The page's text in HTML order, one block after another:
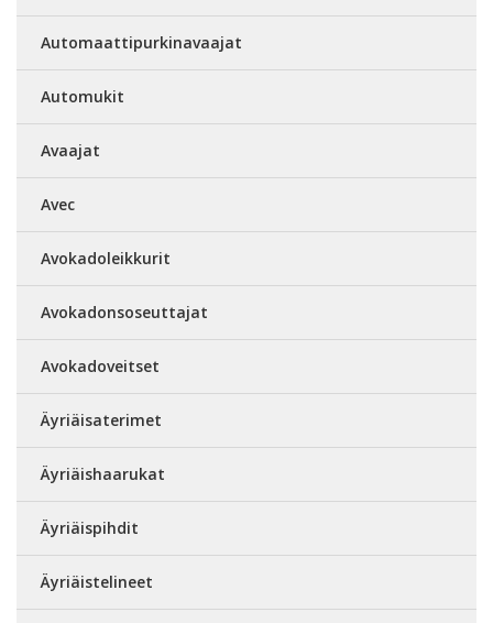
Automaattipurkinavaajat
Automukit
Avaajat
Avec
Avokadoleikkurit
Avokadonsoseuttajat
Avokadoveitset
Äyriäisaterimet
Äyriäishaarukat
Äyriäispihdit
Äyriäistelineet